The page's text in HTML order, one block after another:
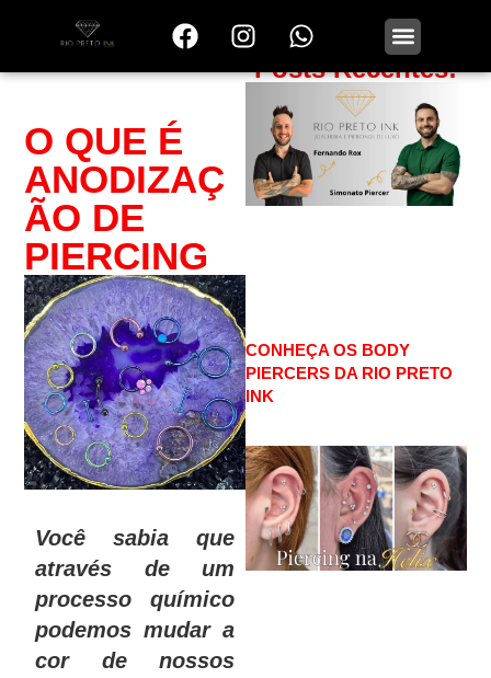
O QUE É
ANODIZAÇ
ÃO DE
PIERCING
Você sabia que
através de um
processo químico
podemos mudar a
cor de nossos
Posts Recentes:
CONHEÇA OS BODY
PIERCERS DA RIO PRETO
INK